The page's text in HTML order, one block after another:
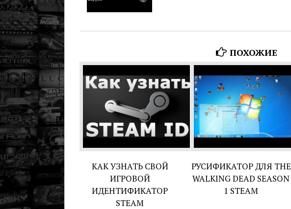
ПОХОЖИЕ
КАК УЗНАТЬ СВОЙ
ИГРОВОЙ
ИДЕНТИФИКАТОР
STEAM
РУСИФИКАТОР ДЛЯ THE
WALKING DEAD SEASON
1 STEAM